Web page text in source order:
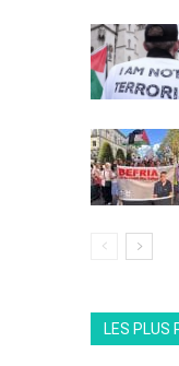
LES PLUS